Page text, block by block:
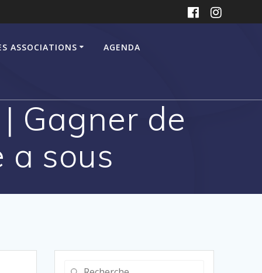
ASSOCIATIONS AGENDA
Gagner de
a sous
Recherche